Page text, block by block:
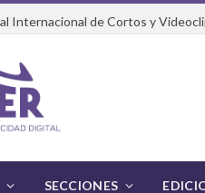
SECCIONES